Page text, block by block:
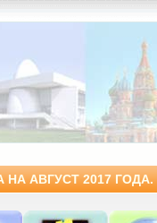
АВГУСТ 2017